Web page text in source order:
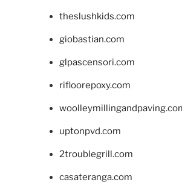
theslushkids.com
giobastian.com
glpascensori.com
rifloorepoxy.com
uptonpvd.com
2troublegrill.com
casateranga.com